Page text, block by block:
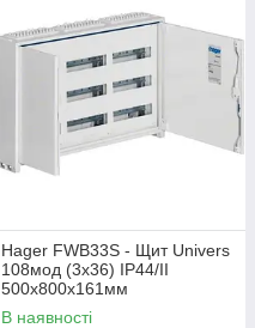
Hager FWB33S - Щит Univers
108мод (3x36) IP44/II
500x800x161мм
В наявності